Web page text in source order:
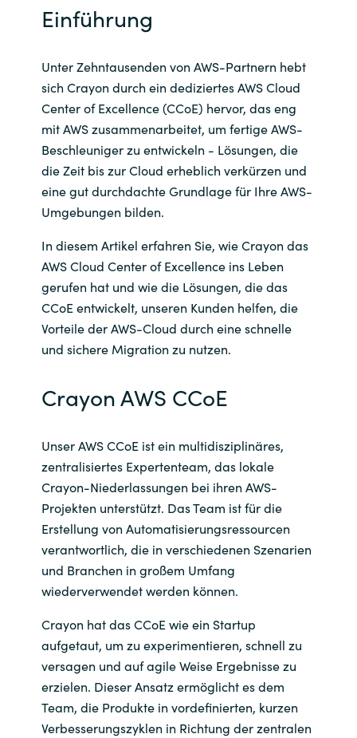
Finland
France
Germany
Hungary
India
Indonesia
Kingdom of Saudi Arabia
Kuwait
Lithuania
Malaysia
Middle East
Netherlands
Norway
Oman
Philippines
Channel Partner
Einführung
Crayon AWS CCoE
Unter Zehntausenden von AWS-Partnern hebt
sich Crayon durch ein dediziertes AWS Cloud
Center of Excellence (CCoE) hervor, das eng
mit AWS zusammenarbeitet, um fertige AWS-
Beschleuniger zu entwickeln - Lösungen, die
die Zeit bis zur Cloud erheblich verkürzen und
eine gut durchdachte Grundlage für Ihre AWS-
Umgebungen bilden.
In diesem Artikel erfahren Sie, wie Crayon das
AWS Cloud Center of Excellence ins Leben
gerufen hat und wie die Lösungen, die das
CCoE entwickelt, unseren Kunden helfen, die
Vorteile der AWS-Cloud durch eine schnelle
und sichere Migration zu nutzen.
Unser AWS CCoE ist ein multidisziplinäres,
zentralisiertes Expertenteam, das lokale
Crayon-Niederlassungen bei ihren AWS-
Projekten unterstützt. Das Team ist für die
Erstellung von Automatisierungsressourcen
verantwortlich, die in verschiedenen Szenarien
und Branchen in großem Umfang
wiederverwendet werden können.
Crayon hat das CCoE wie ein Startup
aufgetaut, um zu experimentieren, schnell zu
versagen und auf agile Weise Ergebnisse zu
erzielen. Dieser Ansatz ermöglicht es dem
Team, die Produkte in vordefinierten, kurzen
Verbesserungszyklen in Richtung der zentralen